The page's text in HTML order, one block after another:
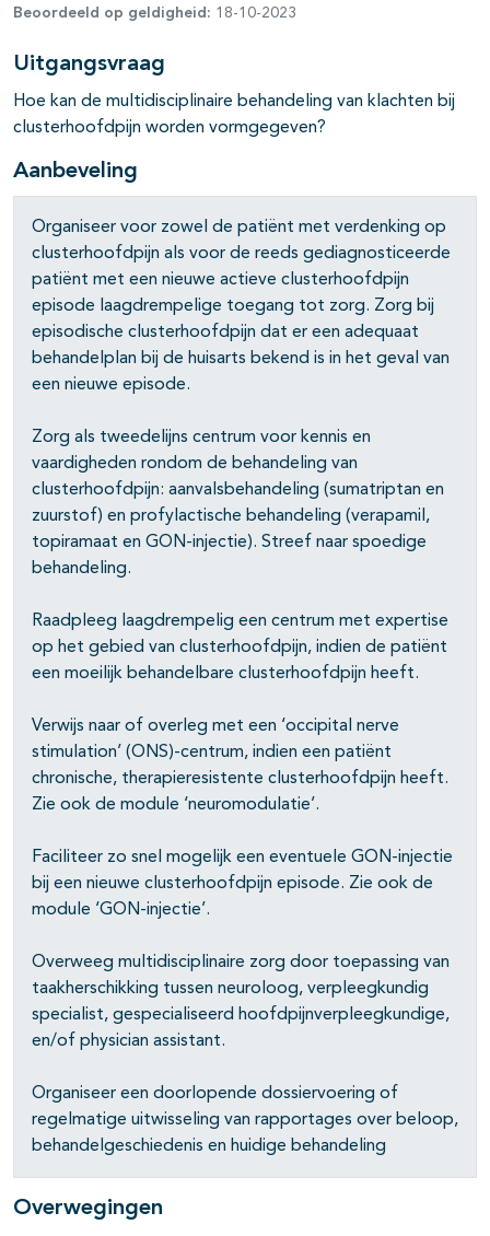
Beoordeeld op geldigheid: 18-10-2023
Uitgangsvraag
Hoe kan de multidisciplinaire behandeling van klachten bij
clusterhoofdpijn worden vormgegeven?
Aanbeveling
Organiseer voor zowel de patiënt met verdenking op
clusterhoofdpijn als voor de reeds gediagnosticeerde
patiënt met een nieuwe actieve clusterhoofdpijn
episode laagdrempelige toegang tot zorg. Zorg bij
episodische clusterhoofdpijn dat er een adequaat
behandelplan bij de huisarts bekend is in het geval van
een nieuwe episode.
Zorg als tweedelijns centrum voor kennis en
vaardigheden rondom de behandeling van
clusterhoofdpijn: aanvalsbehandeling (sumatriptan en
zuurstof) en profylactische behandeling (verapamil,
topiramaat en GON-injectie). Streef naar spoedige
behandeling.
Raadpleeg laagdrempelig een centrum met expertise
op het gebied van clusterhoofdpijn, indien de patiënt
een moeilijk behandelbare clusterhoofdpijn heeft.
Verwijs naar of overleg met een ‘occipital nerve
stimulation’ (ONS)-centrum, indien een patiënt
chronische, therapieresistente clusterhoofdpijn heeft.
Zie ook de module ‘neuromodulatie’.
Faciliteer zo snel mogelijk een eventuele GON-injectie
bij een nieuwe clusterhoofdpijn episode. Zie ook de
module ‘GON-injectie’.
Overweeg multidisciplinaire zorg door toepassing van
taakherschikking tussen neuroloog, verpleegkundig
specialist, gespecialiseerd hoofdpijnverpleegkundige,
en/of physician assistant.
Organiseer een doorlopende dossiervoering of
regelmatige uitwisseling van rapportages over beloop,
behandelgeschiedenis en huidige behandeling
Overwegingen